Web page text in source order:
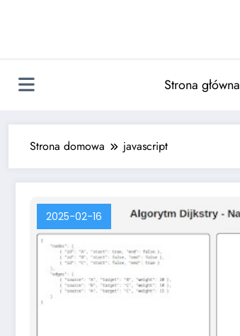
Strona główna
Strona domowa javascript
2025-02-16